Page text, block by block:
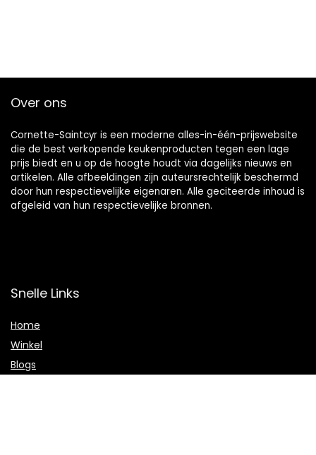
Over ons
Cornette-Saintcyr is een moderne alles-in-één-prijswebsite
die de best verkopende keukenproducten tegen een lage
prijs biedt en u op de hoogte houdt via dagelijks nieuws en
artikelen. Alle afbeeldingen zijn auteursrechtelijk beschermd
door hun respectievelijke eigenaren. Alle geciteerde inhoud is
afgeleid van hun respectievelijke bronnen.
Snelle Links
Home
Winkel
Blogs